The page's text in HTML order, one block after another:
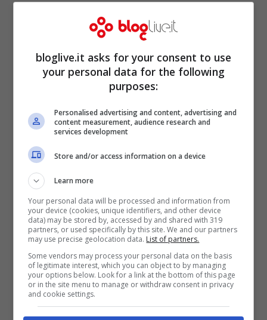
Jolanda De Rienzo
presenta il big match: i
palloni li mette lei
bloglive.it asks for your consent to use
your personal data for the following
purposes:
Personalised advertising and content, advertising and
content measurement, audience research and
services development
Store and/or access information on a device
Learn more
Your personal data will be processed and information from
your device (cookies, unique identifiers, and other device
data) may be stored by, accessed by and shared with 319
partners, or used specifically by this site. We and our partners
may use precise geolocation data. List of partners.
Some vendors may process your personal data on the basis
of legitimate interest, which you can object to by managing
your options below. Look for a link at the bottom of this page
or in the site menu to manage or withdraw consent in privacy
and cookie settings.